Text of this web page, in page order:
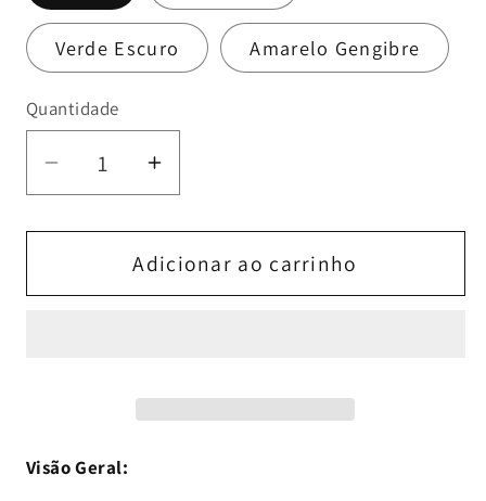
Verde Escuro Amarelo Gengibre
Quantidade
Diminuir
a
quantidade
Mala
–
Aumentar
a
quantidade
de
Mala
Adicionar ao carrinho
Visão Geral: